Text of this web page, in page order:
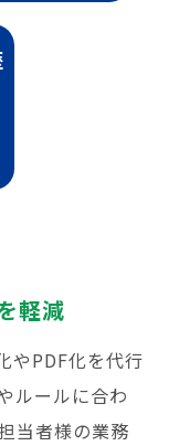
軽減
やPDF化を代行
ルールに合わ
当者様の業務